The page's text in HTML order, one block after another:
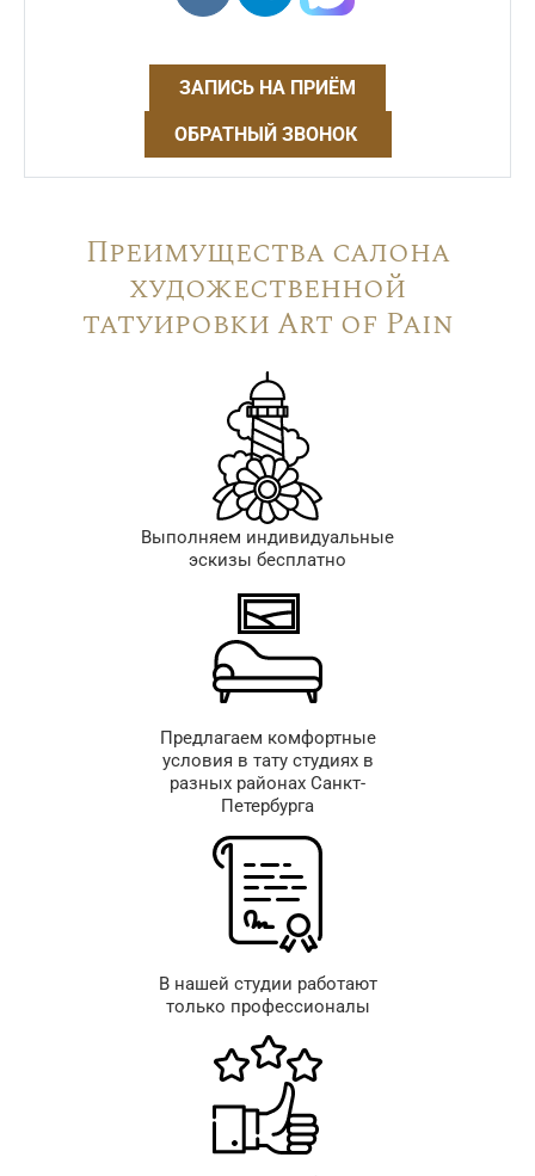
ЗАПИСЬ НА ПРИЁМ
ОБРАТНЫЙ ЗВОНОК
Преимущества салона
художественной
татуировки Art of Pain
Выполняем индивидуальные
эскизы бесплатно
Предлагаем комфортные
условия в тату студиях в
разных районах Санкт-
Петербурга
В нашей студии работают
только профессионалы